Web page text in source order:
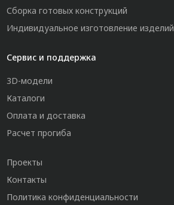
Сборка готовых конструкций
Индивидуальное изготовление изделий
Сервис и поддержка
3D-модели
Каталоги
Оплата и доставка
Расчет прогиба
Проекты
Контакты
Политика конфиденциальности